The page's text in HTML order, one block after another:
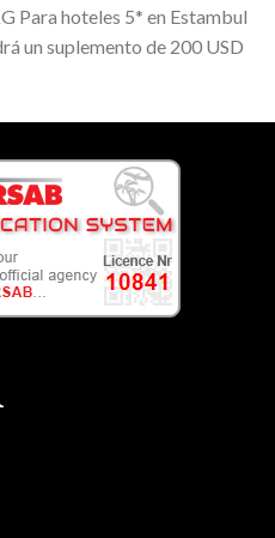
Para hoteles 5* en Estambul
un suplemento de 200 USD